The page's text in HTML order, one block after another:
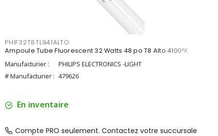
PHIF32T8TL941ALTO
Ampoule Tube Fluorescent 32 Watts 48 po T8 Alto 4100°K
Manufacturier :
PHILIPS ELECTRONICS -LIGHT
# Manufacturier : 479626
En inventaire
Compte PRO seulement. Contactez votre succursale